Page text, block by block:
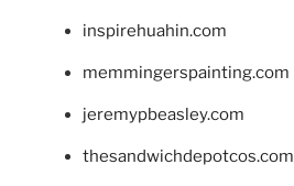
inspirehuahin.com
memmingerspainting.com
jeremypbeasley.com
thesandwichdepotcos.com